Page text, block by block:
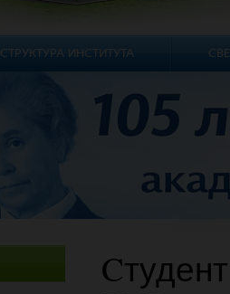
СТРУКТУРА ИНСТИТУТА